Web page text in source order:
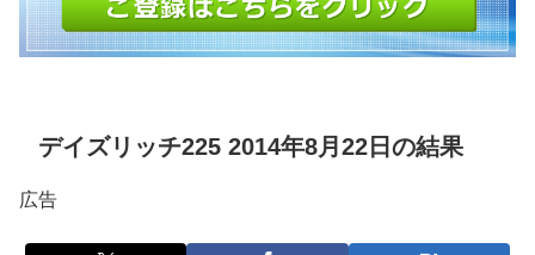
デイズリッチ225 2014年8月22日の結果
広告